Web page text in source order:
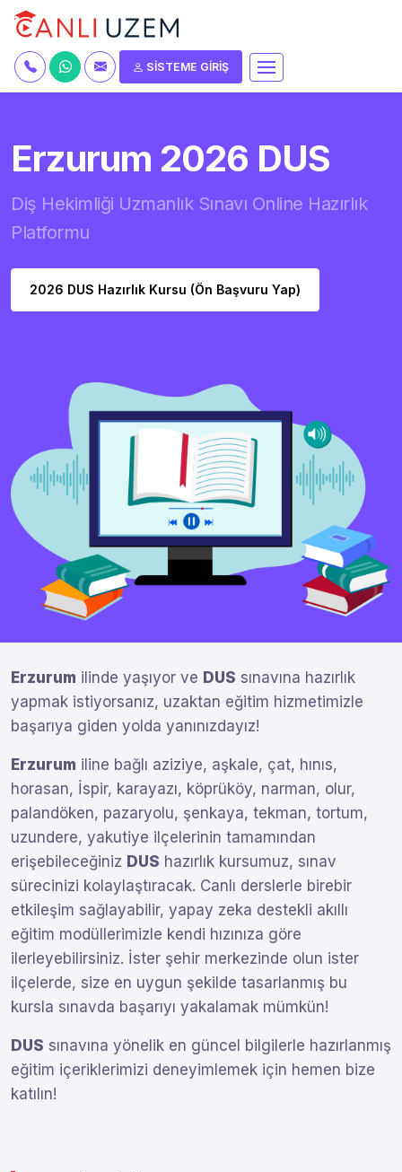
SİSTEME GİRİŞ
Erzurum 2026 DUS
Diş Hekimliği Uzmanlık Sınavı Online Hazırlık
Platformu
2026 DUS Hazırlık Kursu (Ön Başvuru Yap)
Erzurum ilinde yaşıyor ve DUS sınavına hazırlık
yapmak istiyorsanız, uzaktan eğitim hizmetimizle
başarıya giden yolda yanınızdayız!
Erzurum iline bağlı aziziye, aşkale, çat, hınıs,
horasan, İspir, karayazı, köprüköy, narman, olur,
palandöken, pazaryolu, şenkaya, tekman, tortum,
uzundere, yakutiye ilçelerinin tamamından
erişebileceğiniz DUS hazırlık kursumuz, sınav
sürecinizi kolaylaştıracak. Canlı derslerle birebir
etkileşim sağlayabilir, yapay zeka destekli akıllı
eğitim modüllerimizle kendi hızınıza göre
ilerleyebilirsiniz. İster şehir merkezinde olun ister
ilçelerde, size en uygun şekilde tasarlanmış bu
kursla sınavda başarıyı yakalamak mümkün!
DUS sınavına yönelik en güncel bilgilerle hazırlanmış
eğitim içeriklerimizi deneyimlemek için hemen bize
katılın!